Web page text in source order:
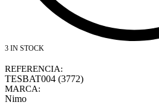
3 IN STOCK
REFERENCIA:
TESBAT004 (3772)
MARCA:
Nimo